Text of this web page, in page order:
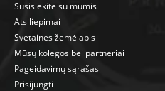
Susisiekite su mumis
Atsiliepimai
Svetainės žemėlapis
Mūsų kolegos bei partneriai
Pageidavimų sąrašas
Prisijungti